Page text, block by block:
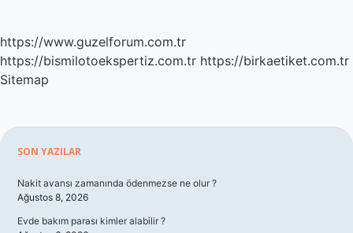
https://www.guzelforum.com.tr
https://bismilotoekspertiz.com.tr https://birkaetiket.com.tr
Sitemap
Sidebar
SON YAZILAR
Nakit avansı zamanında ödenmezse ne olur ?
Ağustos 8, 2026
Evde bakım parası kimler alabilir ?